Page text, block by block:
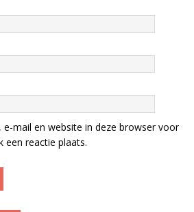
mail en website in deze browser voor
een reactie plaats.